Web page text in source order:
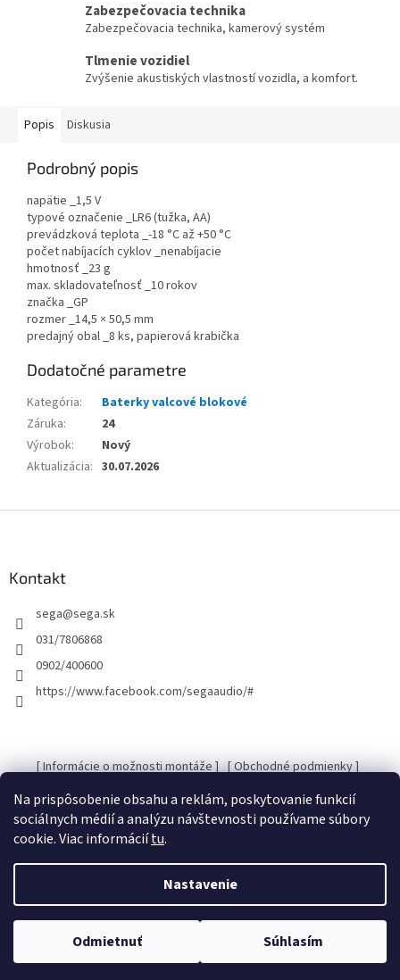
Na prispôsobenie obsahu a reklám, poskytovanie funkcií
sociálnych médií a analýzu návštevnosti používame súbory
cookie. Viac informáciítu.
Nastavenie
Odmietnuť Súhlasím
Zabezpečovacia technika
Zabezpečovacia technika, kamerový systém
Tlmenie vozidiel
Zvýšenie akustiských vlastností vozidla, a komfort.
Popis Diskusia
Podrobný popis
napätie _1,5 V
typové označenie _LR6 (tužka, AA)
prevádzková teplota _-18 °C až +50 °C
počet nabíjacích cyklov _nenabíjacie
hmotnosť _23 g
max. skladovateľnosť _10 rokov
značka _GP
rozmer _14,5 × 50,5 mm
predajný obal _8 ks, papierová krabička
Dodatočné parametre
Kategória:
Baterky valcové blokové
Záruka:
24
Výrobok:
Nový
Aktualizácia: 30.07.2026
Kontakt
sega@sega.sk
031/7806868
0902/400600
https://www.facebook.com/segaaudio/#
[ Informácie o možnosti montáže ] [ Obchodné podmienky ]
Copyright 2026SEGA Audio. Všetky práva vyhradené.Upraviť